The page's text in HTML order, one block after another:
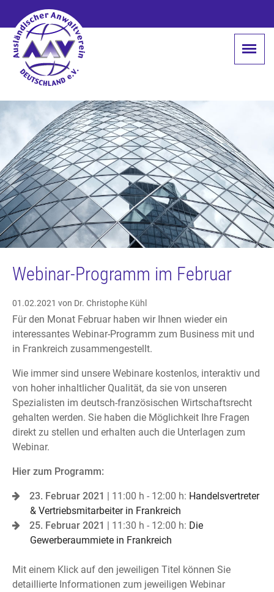
Webinar-Programm im Februar
01.02.2021 von Dr. Christophe Kühl
Für den Monat Februar haben wir Ihnen wieder ein
interessantes Webinar-Programm zum Business mit und
in Frankreich zusammengestellt.
Wie immer sind unsere Webinare kostenlos, interaktiv und
von hoher inhaltlicher Qualität, da sie von unseren
Spezialisten im deutsch-französischen Wirtschaftsrecht
gehalten werden. Sie haben die Möglichkeit Ihre Fragen
direkt zu stellen und erhalten auch die Unterlagen zum
Webinar.
Hier zum Programm:
23. Februar 2021 | 11:00 h - 12:00 h: Handelsvertreter
& Vertriebsmitarbeiter in Frankreich
25. Februar 2021 | 11:30 h - 12:00 h: Die
Gewerberaummiete in Frankreich
Mit einem Klick auf den jeweiligen Titel können Sie
detaillierte Informationen zum jeweiligen Webinar